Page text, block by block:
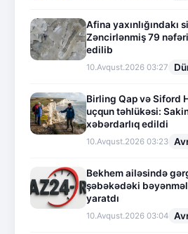
Afina yaxınlığındakı
Zəncirlənmiş 79
edilib
10.Avqust.2026 03:27
Birling Qap və Siford
uçqun təhlükəsi:
xəbərdarlıq edildi
10.Avqust.2026 03:23
Bekhem ailəsində
şəbəkədəki
yaratdı
10.Avqust.2026 03:04